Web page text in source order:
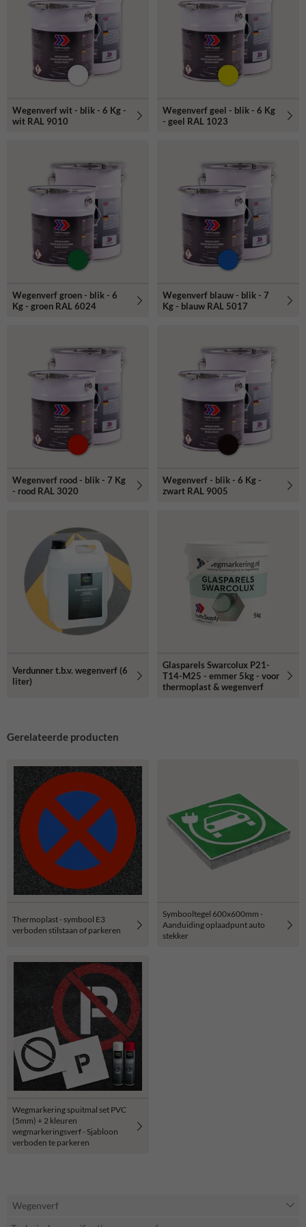
markeren.
Wegenverf wit - blik - 6 Kg -
wit RAL 9010
Wegenverf geel - blik - 6 Kg
- geel RAL 1023
Wegenverf groen - blik - 6
Kg - groen RAL 6024
Wegenverf blauw - blik - 7
Kg - blauw RAL 5017
Wegenverf rood - blik - 7 Kg
- rood RAL 3020
Wegenverf - blik - 6 Kg -
zwart RAL 9005
Verdunner t.b.v. wegenverf (6
liter)
Glasparels Swarcolux P21-
T14-M25 - emmer 5kg - voor
thermoplast & wegenverf
Gerelateerde producten
Thermoplast - symbool E3
verboden stilstaan of parkeren
Symbooltegel 600x600mm -
Aanduiding oplaadpunt auto
stekker
Wegmarkering spuitmal set PVC
(5mm) + 2 kleuren
wegmarkeringsverf - Sjabloon
verboden te parkeren
Wegenverf